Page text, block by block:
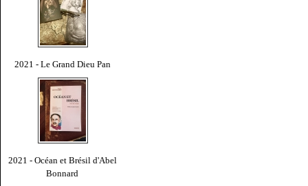
2021 - Le Grand Dieu Pan
2021 - Océan et Brésil d'Abel
Bonnard